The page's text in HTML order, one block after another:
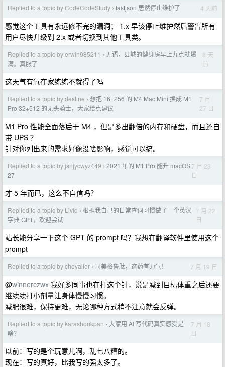
Replied to a topic by CodeCodeStudy › fastjson 居然停止维护了 4 天前
感觉这个工具有永远修不完的漏洞； 1.x 早该停止维护然后警告所有
用户尽快升级到 2.x 或者切换到其他工具类。
Replied to a topic by erwin985211 › 无语，县城的健身房早上九点就爆
满。真服了
8 天
前
这天气有氧在家练练不就得了吗
Replied to a topic by destine › 想把 16+256 的 M4 Mac Mini 换成 M1
Pro 32+512 的无头骑士，大家给点建议
7 月
27 日
M1 Pro 性能全面落后于 M4 ，但是多出翻倍的内存和硬盘，而且还自
带 UPS ？
针对你列出来的需求好像没啥影响，感觉可以搞。
Replied to a topic by jsnjycwyz449 › 2021 年的 M1 Pro 能升 macOS
27
7 月 23
日
才 5 年而已，这么不自信吗？
Replied to a topic by Livid › 根据我自己的日常查词习惯做了一个英汉
字典 GPT，欢迎尝试
7 月 22
日
站长能分享一下这个 GPT 的 prompt 吗？我想在翻译软件里使用这个
prompt
Replied to a topic by chevalier › 司美格鲁肽，这药有力气！ 7 月 19 日
@winnerczwx 我好多同事也在打这个针，说是减到目标体重之后还要
继续续打小剂量让身体慢慢习惯。
减肥很难，保持更难，无论哪种方式稍不注意就会反弹。
Replied to a topic by karashoukpan › 大家用 AI 写代码真实感受是
啥？
7 月 18
日
以前：写的是个玩意儿啊，乱七八糟的。
现在：写的真好，比我写的强太多了。